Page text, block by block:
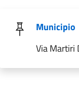
Municipio
Via Martiri